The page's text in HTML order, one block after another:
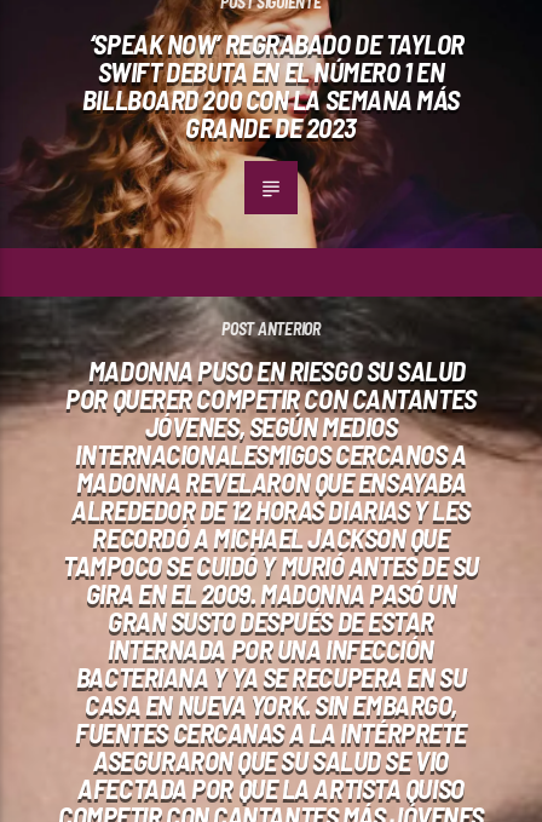
‘SPEAK NOW’ REGRABADO DE TAYLOR
SWIFT DEBUTA EN EL NÚMERO 1 EN
BILLBOARD 200 CON LA SEMANA MÁS
GRANDE DE 2023
POST ANTERIOR
MADONNA PUSO EN RIESGO SU SALUD
POR QUERER COMPETIR CON CANTANTES
JÓVENES, SEGÚN MEDIOS
INTERNACIONALESMIGOS CERCANOS A
MADONNA REVELARON QUE ENSAYABA
ALREDEDOR DE 12 HORAS DIARIAS Y LES
RECORDÓ A MICHAEL JACKSON QUE
TAMPOCO SE CUIDÓ Y MURIÓ ANTES DE SU
GIRA EN EL 2009. MADONNA PASÓ UN
GRAN SUSTO DESPUÉS DE ESTAR
INTERNADA POR UNA INFECCIÓN
BACTERIANA Y YA SE RECUPERA EN SU
CASA EN NUEVA YORK. SIN EMBARGO,
FUENTES CERCANAS A LA INTÉRPRETE
ASEGURARON QUE SU SALUD SE VIO
AFECTADA POR QUE LA ARTISTA QUISO